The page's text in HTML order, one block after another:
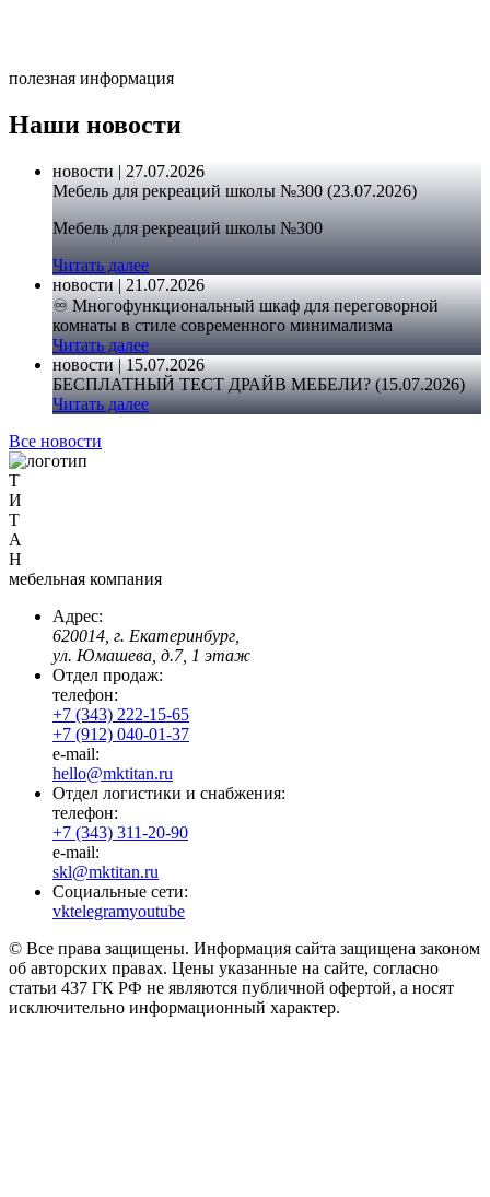
полезная информация
Наши новости
новости | 27.07.2026
Мебель для рекреаций школы №300 (23.07.2026)
Мебель для рекреаций школы №300
Читать далее
новости | 21.07.2026
♾️ Многофункциональный шкаф для переговорной
комнаты в стиле современного минимализма
Читать далее
новости | 15.07.2026
БЕСПЛАТНЫЙ ТЕСТ ДРАЙВ МЕБЕЛИ? (15.07.2026)
Читать далее
Все новости
Т
И
Т
А
Н
мебельная компания
Адрес:
620014, г. Екатеринбург,
ул. Юмашева, д.7, 1 этаж
Отдел продаж:
телефон:
+7 (343) 222-15-65
+7 (912) 040-01-37
e-mail:
hello@mktitan.ru
Отдел логистики и снабжения:
телефон:
+7 (343) 311-20-90
e-mail:
skl@mktitan.ru
Социальные сети:
vktelegramyoutube
© Все права защищены. Информация сайта защищена законом
об авторских правах. Цены указанные на сайте, согласно
статьи 437 ГК РФ не являются публичной офертой, а носят
исключительно информационный характер.